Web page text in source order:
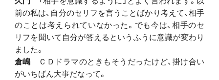
前の私は、自分のセリフを言うことばかり考えて、相手
のことは考えられていなかった。でも今は、相手のセ
リフを聞いて自分が答えるというふうに意識が変わり
ました。
倉嶋
ＣＤドラマのときもそうだったけど、掛け合い
がいちばん大事だなって。